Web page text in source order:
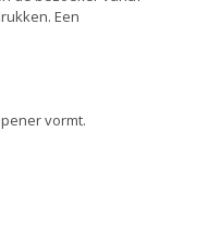
Een
vormt.